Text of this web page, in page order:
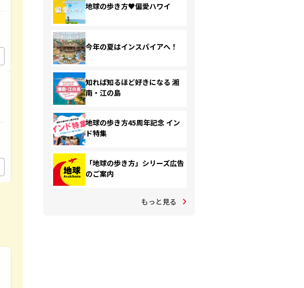
地球の歩き方♥偏愛ハワイ
今年の夏はインスパイアへ！
知れば知るほど好きになる 湘
南・江の島
地球の歩き方45周年記念 イン
ド特集
「地球の歩き方」シリーズ広告
のご案内
もっと見る